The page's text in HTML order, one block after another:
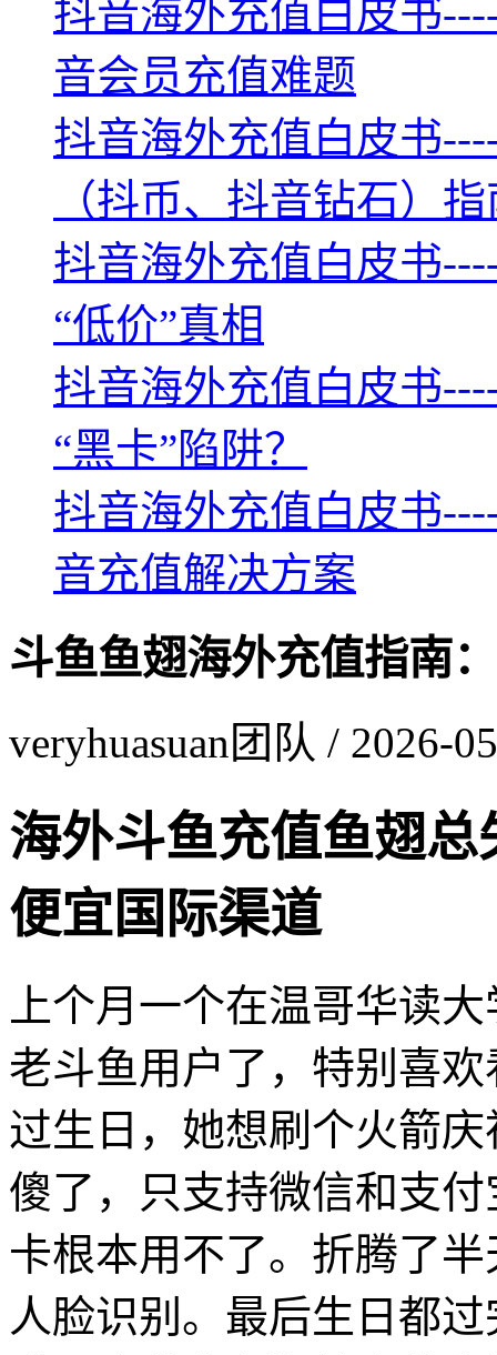
抖音海外充值白皮书
音会员充值难题
抖音海外充值白皮书
（抖币、抖音钻石）
抖音海外充值白皮书
“低价”真相
抖音海外充值白皮书
“黑卡”陷阱？
抖音海外充值白皮书
音充值解决方案
斗鱼鱼翅海外充值指南
veryhuasuan团队 / 2026-
海外斗鱼充值鱼翅
便宜国际渠道
上个月一个在温哥华读
老斗鱼用户了，特别喜
过生日，她想刷个火箭
傻了，只支持微信和支
卡根本用不了。折腾了
人脸识别。最后生日都